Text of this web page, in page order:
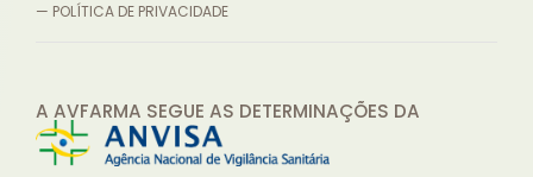
— POLÍTICA DE PRIVACIDADE
A AVFARMA SEGUE AS DETERMINAÇÕES DA